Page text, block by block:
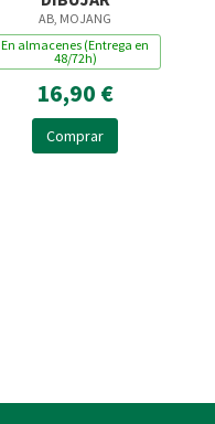
AB, MOJANG
En almacenes (Entrega en
48/72h)
16,90 €
Comprar